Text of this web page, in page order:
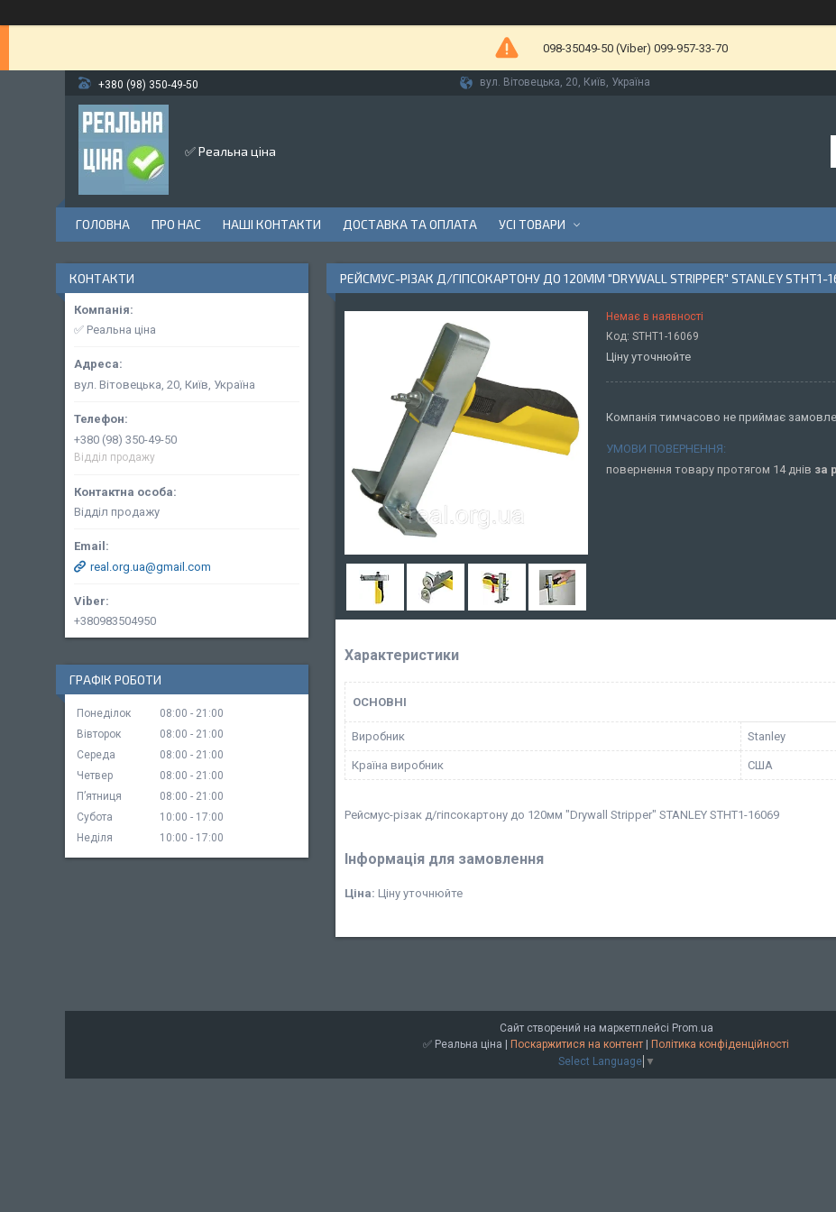
098-35049-50 (Viber) 099-957-33-70
+380 (98) 350-49-50 вул. Вітовецька, 20, Київ, Україна
✅ Реальна ціна
ГОЛОВНА ПРО НАС НАШІ КОНТАКТИ ДОСТАВКА ТА ОПЛАТА УСІ ТОВАРИ
РЕЙСМУС-РІЗАК Д/ГІПСОКАРТОНУ ДО 120ММ "DRYWALL STRIPPER" STANLEY STHT1-
Немає в наявності
Код: STHT1-16069
Ціну уточнюйте
Компанія тимчасово не приймає
повернення товару протягом 14 днів за
Характеристики
ОСНОВНІ
Виробник Stanley
Країна виробник США
Рейсмус-різак д/гіпсокартону до 120мм "Drywall Stripper" STANLEY STHT1-16069
Інформація для замовлення
Ціна: Ціну уточнюйте
КОНТАКТИ
✅ Реальна ціна
вул. Вітовецька, 20, Київ, Україна
+380 (98) 350-49-50
Відділ продажу
Відділ продажу
real.org.ua@gmail.com
+380983504950
ГРАФІК РОБОТИ
Понеділок 08:00
21:00
Вівторок
08:00
21:00
Середа
08:00
21:00
Четвер
08:00
21:00
Пʼятниця
08:00
21:00
Субота
10:00
17:00
Неділя
10:00 17:00
Сайт створений на маркетплейсі Prom.ua
Поскаржитися на контент
Політика конфіденційності
Select Language ▼